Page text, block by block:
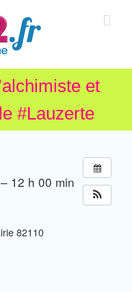
et
#Lauzerte
12 h 00 min
82110